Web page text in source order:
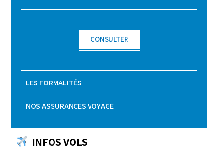
CONSULTER
LES FORMALITÉS
NOS ASSURANCES VOYAGE
INFOS VOLS